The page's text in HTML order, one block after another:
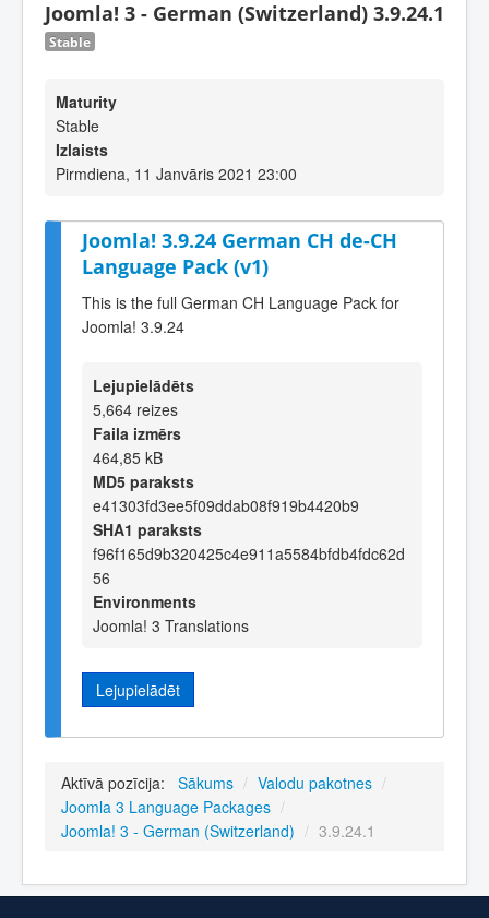
Joomla! 3 - German (Switzerland) 3.9.24.1
Stable
Maturity
Stable
Izlaists
Pirmdiena, 11 Janvāris 2021 23:00
Joomla! 3.9.24 German CH de-CH
Language Pack (v1)
This is the full German CH Language Pack for
Joomla! 3.9.24
Lejupielādēts
5,664 reizes
Faila izmērs
464,85 kB
MD5 paraksts
e41303fd3ee5f09ddab08f919b4420b9
SHA1 paraksts
f96f165d9b320425c4e911a5584bfdb4fdc62d
56
Environments
Joomla! 3 Translations
Lejupielādēt
Aktīvā pozīcija: Sākums / Valodu pakotnes /
Joomla 3 Language Packages /
Joomla! 3 - German (Switzerland) / 3.9.24.1